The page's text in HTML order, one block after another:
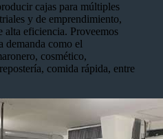
cajas para múltiples
y de emprendimiento,
eficiencia. Proveemos
demanda como el
cosmético,
comida rápida, entre